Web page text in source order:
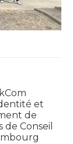
et
de
Conseil